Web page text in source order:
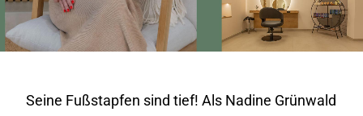
Seine Fußstapfen sind tief! Als Nadine Grünwald